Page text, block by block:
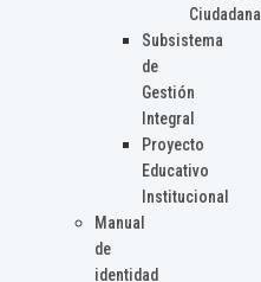
Ciudadana
Subsistema
de
Gestión
Integral
Proyecto
Educativo
Institucional
Manual
de
identidad